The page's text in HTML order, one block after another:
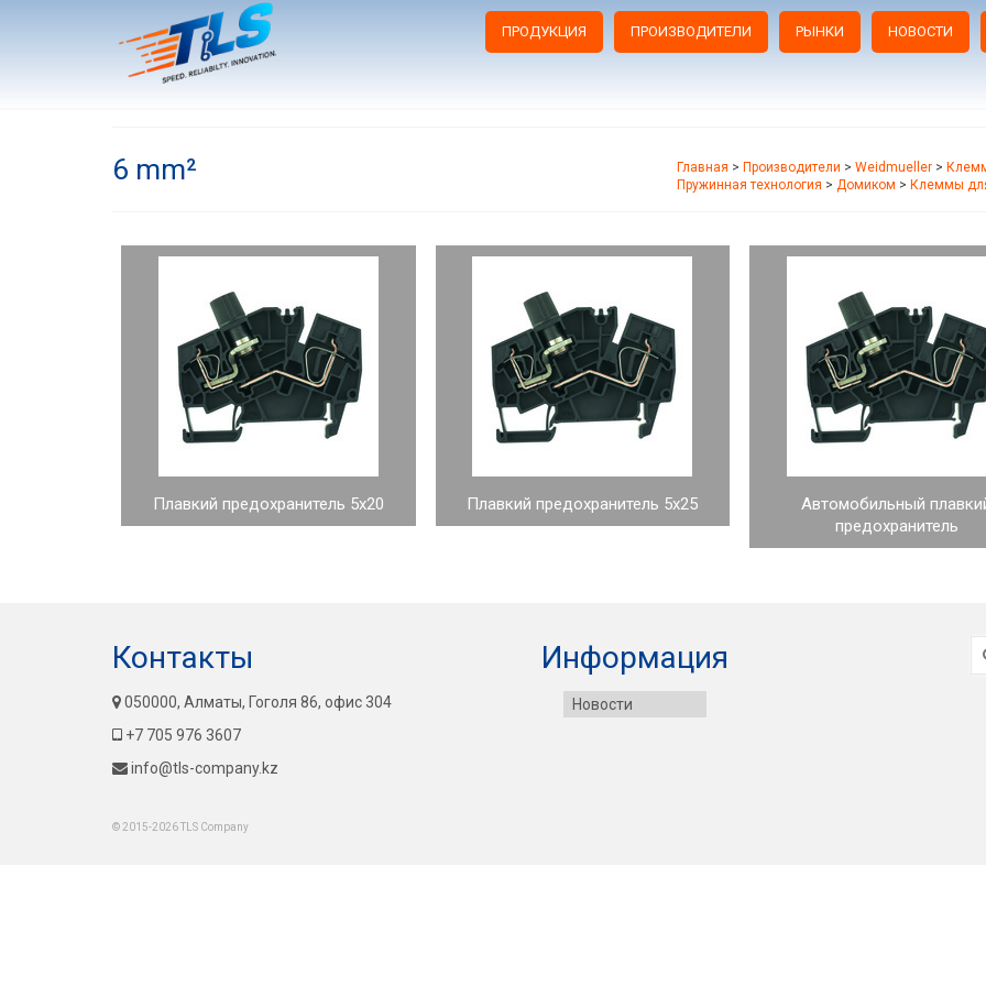
ПРОДУКЦИЯ ПРОИЗВОДИТЕЛИ РЫНКИ НОВОСТИ
6 mm² Главная > Производители > Weidmueller >
Пружинная технология > Домиком > Клеммы
Плавкий предохранитель 5x20 Плавкий предохранитель 5x25
Автомобильный
предохранитель
Контакты
050000, Алматы, Гоголя 86, офис 304
+7 705 976 3607
info@tls-company.kz
Информация
Новости
© 2015-2026 TLS Company